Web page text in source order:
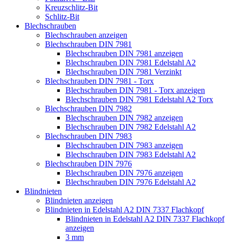
Kreuzschlitz-Bit
Schlitz-Bit
Blechschrauben
Blechschrauben anzeigen
Blechschrauben DIN 7981
Blechschrauben DIN 7981 anzeigen
Blechschrauben DIN 7981 Edelstahl A2
Blechschrauben DIN 7981 Verzinkt
Blechschrauben DIN 7981 - Torx
Blechschrauben DIN 7981 - Torx anzeigen
Blechschrauben DIN 7981 Edelstahl A2 Torx
Blechschrauben DIN 7982
Blechschrauben DIN 7982 anzeigen
Blechschrauben DIN 7982 Edelstahl A2
Blechschrauben DIN 7983
Blechschrauben DIN 7983 anzeigen
Blechschrauben DIN 7983 Edelstahl A2
Blechschrauben DIN 7976
Blechschrauben DIN 7976 anzeigen
Blechschrauben DIN 7976 Edelstahl A2
Blindnieten
Blindnieten anzeigen
Blindnieten in Edelstahl A2 DIN 7337 Flachkopf
Blindnieten in Edelstahl A2 DIN 7337 Flachkopf
anzeigen
3 mm